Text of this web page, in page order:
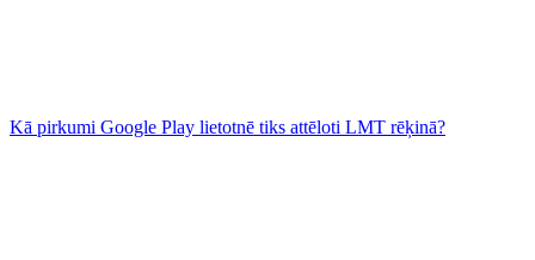
Kā pirkumi Google Play lietotnē tiks attēloti LMT rēķinā?